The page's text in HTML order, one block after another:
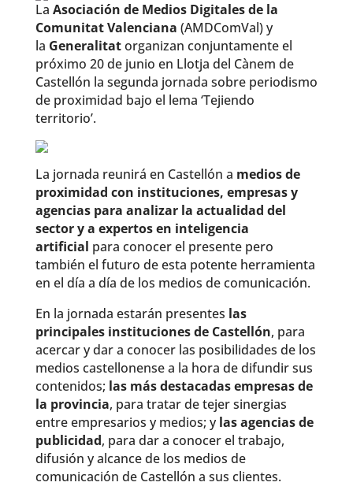
La Asociación de Medios Digitales de la
Comunitat Valenciana (AMDComVal) y
la Generalitatorganizan conjuntamente el
próximo 20 de junio en Llotja del Cànem de
Castellón la segunda jornada sobre periodismo
de proximidad bajo el lema ‘Tejiendo
territorio’.
La jornada reunirá en Castellón a medios de
proximidad con instituciones, empresas y
agencias para analizar la actualidad del
sector y a expertos en inteligencia
artificial para conocer el presente pero
también el futuro de esta potente herramienta
en el día a día de los medios de comunicación.
En la jornada estarán presentes las
principales instituciones de Castellón, para
acercar y dar a conocer las posibilidades de los
medios castellonense a la hora de difundir sus
contenidos; las más destacadas empresas de
la provincia, para tratar de tejer sinergias
entre empresarios y medios; ylas agencias de
publicidad, para dar a conocer el trabajo,
difusión y alcance de los medios de
comunicación de Castellón a sus clientes.